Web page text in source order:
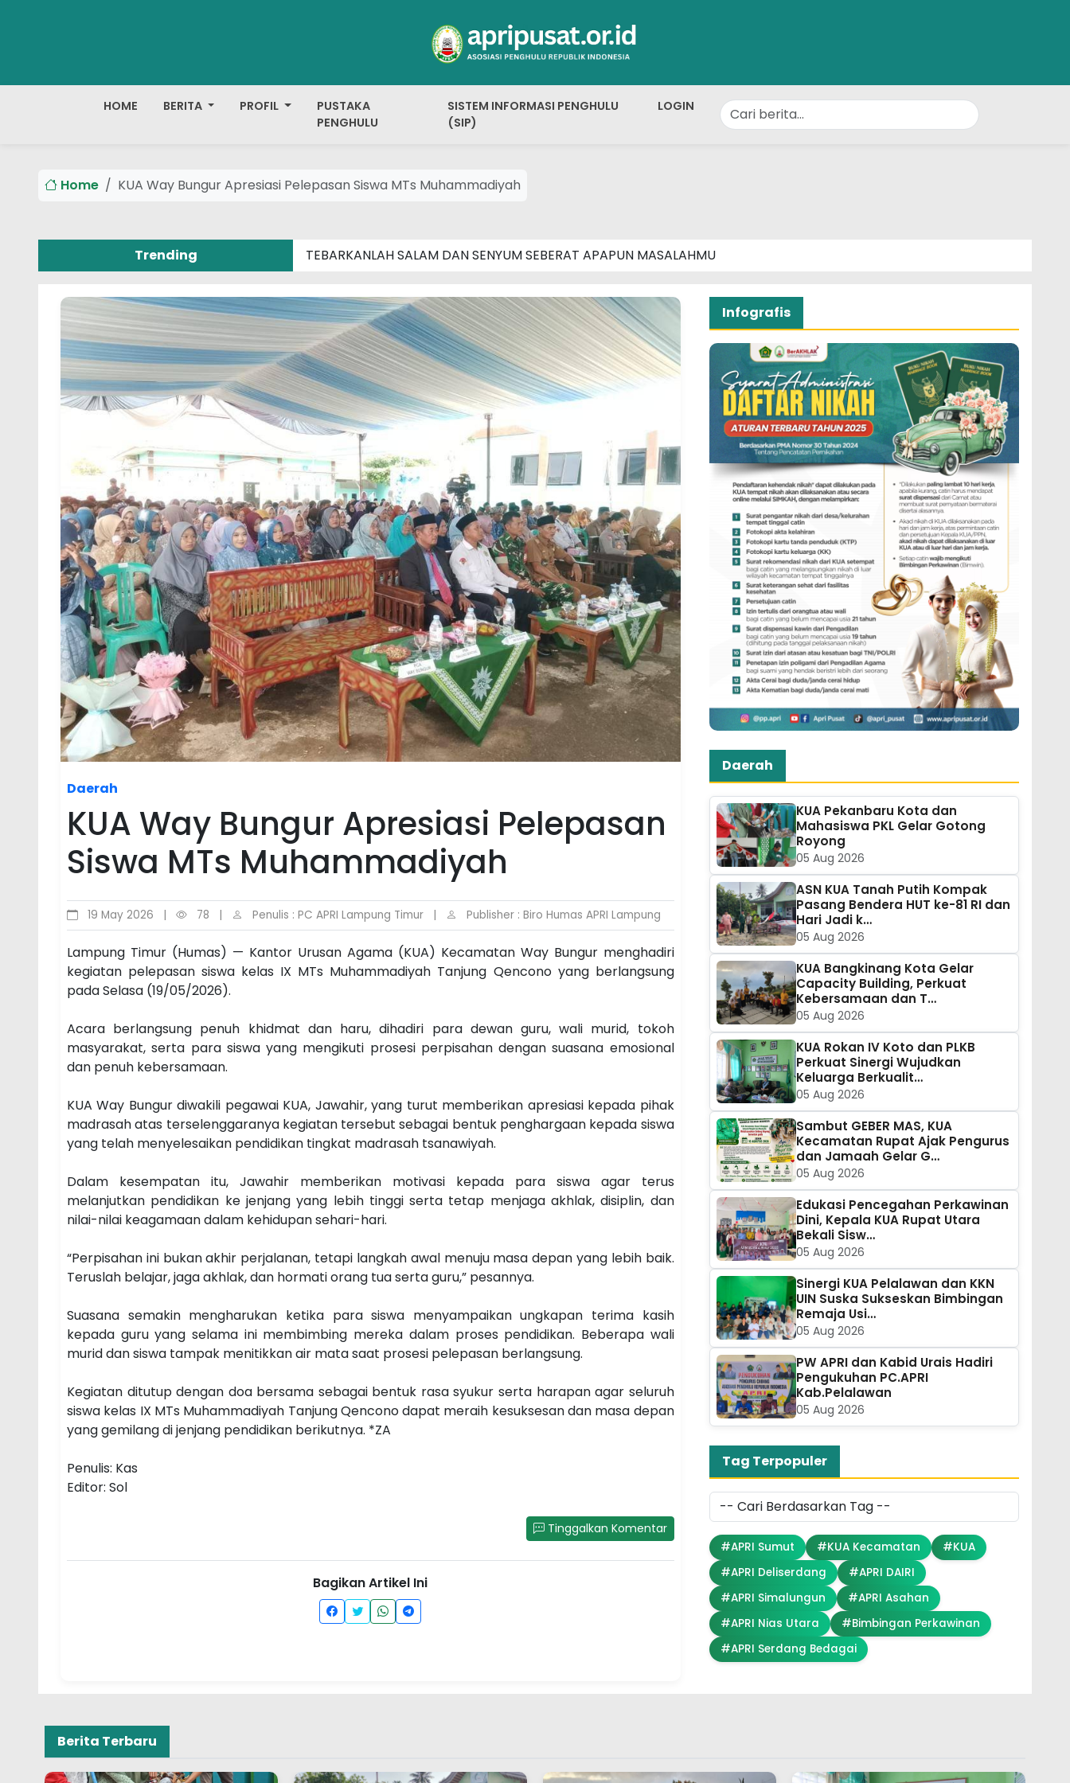
HOME BERITA PROFIL
PUSTAKA
PENGHULU
SISTEM INFORMASI PENGHULU
(SIP)
LOGIN
Home KUA Way Bungur Apresiasi Pelepasan Siswa MTs Muhammadiyah
Trending TEBARKANLAH SALAM DAN SENYUM SEBERAT APAPUN MASALAHMU
Daerah
KUA Way Bungur Apresiasi Pelepasan
Siswa MTs Muhammadiyah
19 May 2026 | 78 | Penulis : PC APRI Lampung Timur | Publisher : Biro Humas APRI Lampung
Lampung Timur (Humas) — Kantor Urusan Agama (KUA) Kecamatan Way Bungur menghadiri
kegiatan pelepasan siswa kelas IX MTs Muhammadiyah Tanjung Qencono yang berlangsung
pada Selasa (19/05/2026).
Acara berlangsung penuh khidmat dan haru, dihadiri para dewan guru, wali murid, tokoh
masyarakat, serta para siswa yang mengikuti prosesi perpisahan dengan suasana emosional
dan penuh kebersamaan.
KUA Way Bungur diwakili pegawai KUA, Jawahir, yang turut memberikan apresiasi kepada pihak
madrasah atas terselenggaranya kegiatan tersebut sebagai bentuk penghargaan kepada siswa
yang telah menyelesaikan pendidikan tingkat madrasah tsanawiyah.
Dalam kesempatan itu, Jawahir memberikan motivasi kepada para siswa agar terus
melanjutkan pendidikan ke jenjang yang lebih tinggi serta tetap menjaga akhlak, disiplin, dan
nilai-nilai keagamaan dalam kehidupan sehari-hari.
“Perpisahan ini bukan akhir perjalanan, tetapi langkah awal menuju masa depan yang lebih baik.
Teruslah belajar, jaga akhlak, dan hormati orang tua serta guru,” pesannya.
Suasana semakin mengharukan ketika para siswa menyampaikan ungkapan terima kasih
kepada guru yang selama ini membimbing mereka dalam proses pendidikan. Beberapa wali
murid dan siswa tampak menitikkan air mata saat prosesi pelepasan berlangsung.
Kegiatan ditutup dengan doa bersama sebagai bentuk rasa syukur serta harapan agar seluruh
siswa kelas IX MTs Muhammadiyah Tanjung Qencono dapat meraih kesuksesan dan masa depan
yang gemilang di jenjang pendidikan berikutnya. *ZA
Penulis: Kas
Editor: Sol
Tinggalkan Komentar
Bagikan Artikel Ini
Infografis
Daerah
KUA Pekanbaru Kota dan
Mahasiswa PKL Gelar Gotong
Royong
05 Aug 2026
ASN KUA Tanah Putih Kompak
Pasang Bendera HUT ke-81 RI dan
Hari Jadi k…
05 Aug 2026
KUA Bangkinang Kota Gelar
Capacity Building, Perkuat
Kebersamaan dan T…
05 Aug 2026
KUA Rokan IV Koto dan PLKB
Perkuat Sinergi Wujudkan
Keluarga Berkualit…
05 Aug 2026
Sambut GEBER MAS, KUA
Kecamatan Rupat Ajak Pengurus
dan Jamaah Gelar G…
05 Aug 2026
Edukasi Pencegahan Perkawinan
Dini, Kepala KUA Rupat Utara
Bekali Sisw…
05 Aug 2026
Sinergi KUA Pelalawan dan KKN
UIN Suska Sukseskan Bimbingan
Remaja Usi…
05 Aug 2026
PW APRI dan Kabid Urais Hadiri
Pengukuhan PC.APRI
Kab.Pelalawan
05 Aug 2026
Tag Terpopuler
#APRI Sumut #KUA Kecamatan
#KUA
#APRI Deliserdang
#APRI DAIRI
#APRI Simalungun
#APRI Asahan
#APRI Nias Utara
#Bimbingan Perkawinan
#APRI Serdang Bedagai
Berita Terbaru